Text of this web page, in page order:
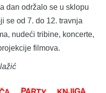
dan održalo se u sklopu
se od 7. do 12. travnja
nudeći tribine, koncerte,
filmova.